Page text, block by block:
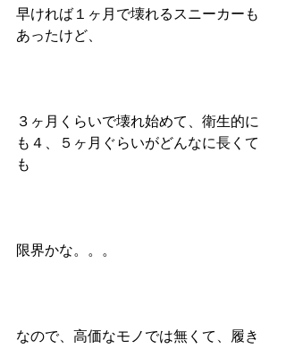
早ければ１ヶ月で壊れるスニーカーも
あったけど、
３ヶ月くらいで壊れ始めて、衛生的に
も４、５ヶ月ぐらいがどんなに長くて
も
限界かな。。。
なので、高価なモノでは無くて、履き